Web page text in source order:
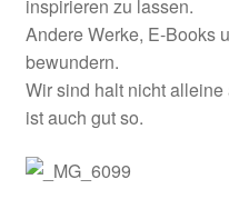
inspirieren zu lassen.
Andere Werke, E-Books
bewundern.
Wir sind halt nicht
ist auch gut so.